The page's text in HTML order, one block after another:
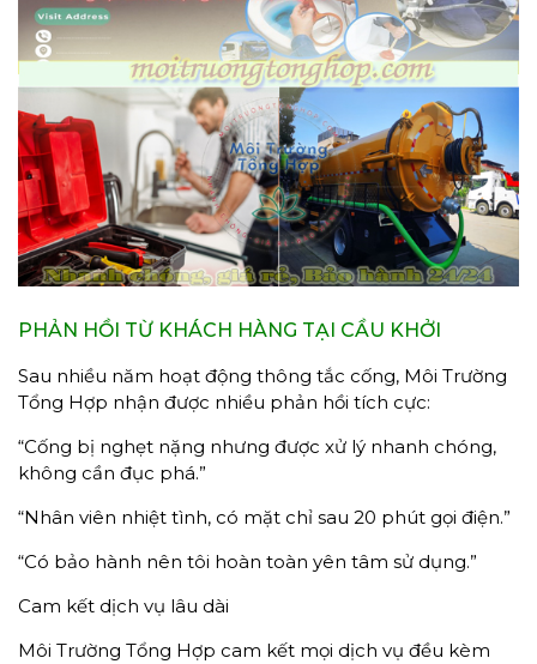
PHẢN HỒI TỪ KHÁCH HÀNG TẠI CẦU KHỞI
Sau nhiều năm hoạt động thông tắc cống, Môi Trường
Tổng Hợp nhận được nhiều phản hồi tích cực:
“Cống bị nghẹt nặng nhưng được xử lý nhanh chóng,
không cần đục phá.”
“Nhân viên nhiệt tình, có mặt chỉ sau 20 phút gọi điện.”
“Có bảo hành nên tôi hoàn toàn yên tâm sử dụng.”
Cam kết dịch vụ lâu dài
Môi Trường Tổng Hợp cam kết mọi dịch vụ đều kèm